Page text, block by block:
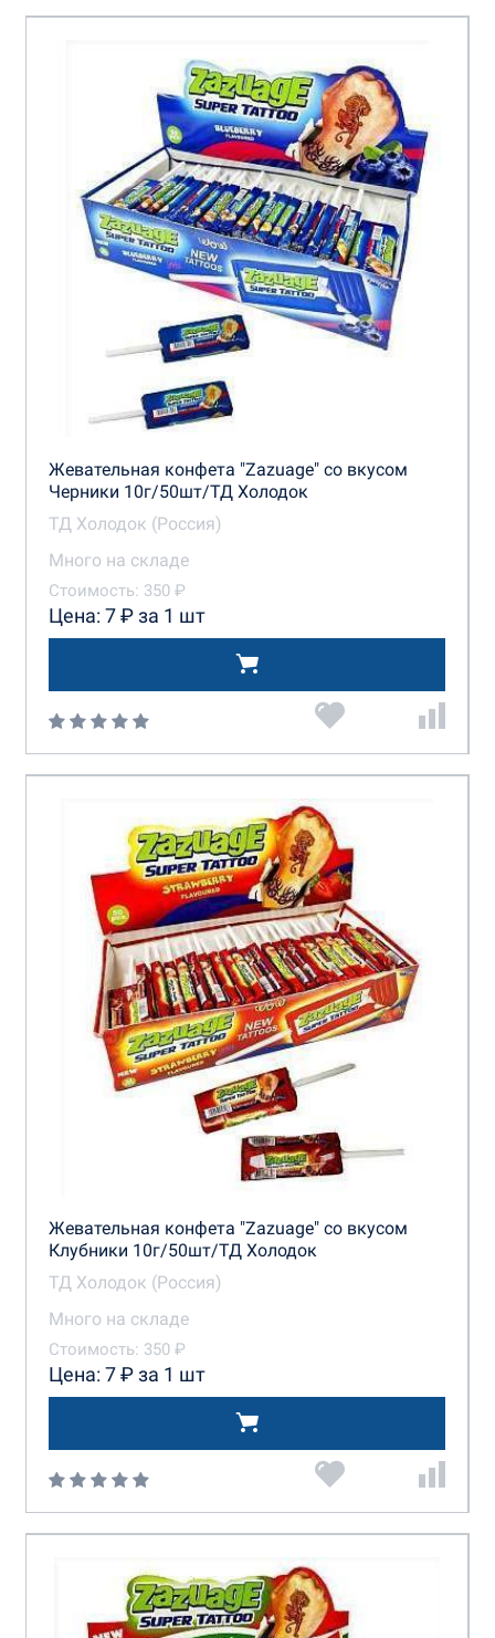
Жевательная конфета "Zazuage" со вкусом
Черники 10г/50шт/ТД Холодок
ТД Холодок (Россия)
Много на складе
Стоимость: 350 ₽
Цена: 7 ₽ за 1 шт
Жевательная конфета "Zazuage" со вкусом
Клубники 10г/50шт/ТД Холодок
ТД Холодок (Россия)
Много на складе
Стоимость: 350 ₽
Цена: 7 ₽ за 1 шт